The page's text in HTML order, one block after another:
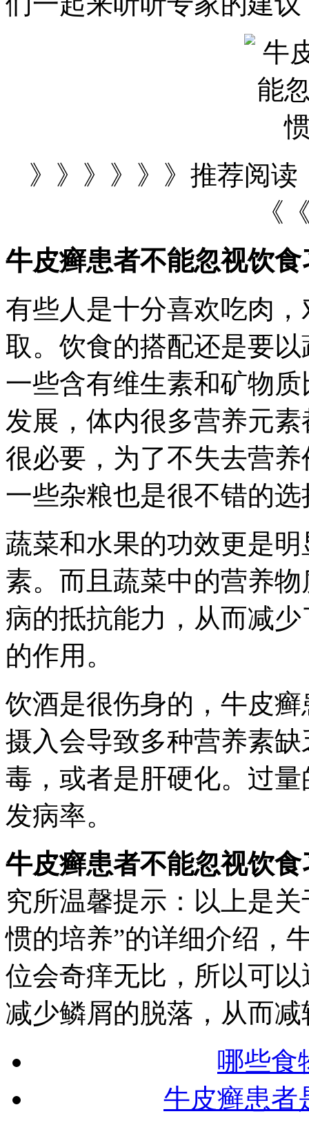
》》》》》》推荐阅读
《
牛皮癣患者不能忽视饮
有些人是十分喜欢吃肉
取。饮食的搭配还是要
一些含有维生素和矿物
发展，体内很多营养元
很必要，为了不失去营
一些杂粮也是很不错的选
蔬菜和水果的功效更是
素。而且蔬菜中的营养
病的抵抗能力，从而减
的作用。
饮酒是很伤身的，牛皮
摄入会导致多种营养素
毒，或者是肝硬化。过
发病率。
牛皮癣患者不能忽视饮
究所温馨提示：以上是
惯的培养”的详细介绍，
位会奇痒无比，所以可
减少鳞屑的脱落，从而
哪些食
牛皮癣患者